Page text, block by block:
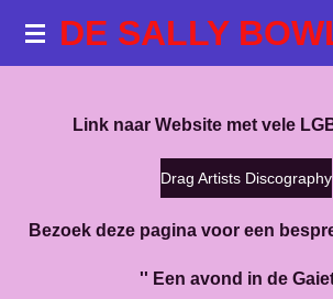
Ga
Link naar Website met vele
Drag Artists Discography
Bezoek deze pagina voor een
'' Een avond in de